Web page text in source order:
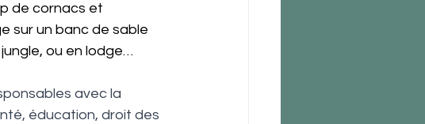
de cornacs et
sur un banc de sable
ou en lodge…
avec la
éducation, droit des